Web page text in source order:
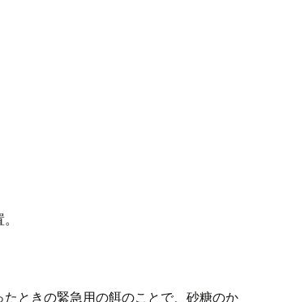
ときの緊急用の餌のことで、砂糖のか